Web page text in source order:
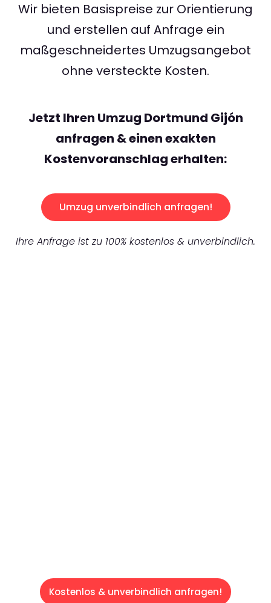
Wir bieten Basispreise zur Orientierung
und erstellen auf Anfrage ein
maßgeschneidertes Umzugsangebot
ohne versteckte Kosten.
Jetzt Ihren Umzug Dortmund Gijón
anfragen & einen exakten
Kostenvoranschlag erhalten:
Umzug unverbindlich anfragen!
Ihre Anfrage ist zu 100% kostenlos & unverbindlich.
Kostenlos & unverbindlich anfragen!